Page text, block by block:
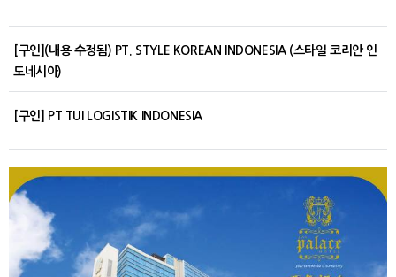
[구인](내용 수정됨) PT. STYLE KOREAN INDONESIA (스타일 코리안 인
도네시아)
[구인] PT TUI LOGISTIK INDONESIA